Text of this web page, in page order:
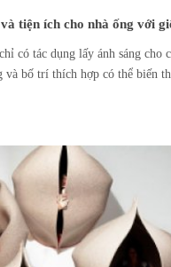
tiện ích cho nhà ống với
có tác dụng lấy ánh sáng cho
và bố trí thích hợp có thể biến